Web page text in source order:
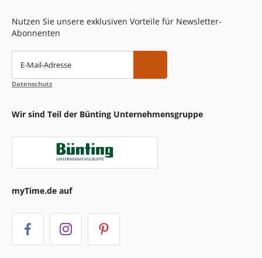
Nutzen Sie unsere exklusiven Vorteile für Newsletter-
Abonnenten
E-Mail-Adresse
Datenschutz
Wir sind Teil der Bünting Unternehmensgruppe
myTime.de auf